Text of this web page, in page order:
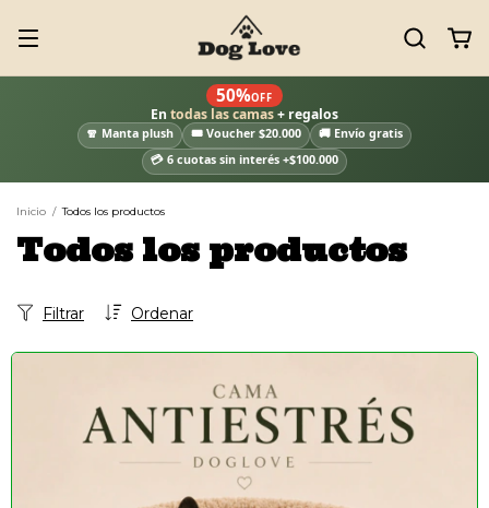
50%OFF
En todas las camas+ regalos
🧣 Manta plush 🎟️ Voucher $20.000
🚚 Envío gratis
💳 6 cuotas sin interés +$100.000
Inicio / Todos los productos
Todos los productos
Ordenar
Filtrar